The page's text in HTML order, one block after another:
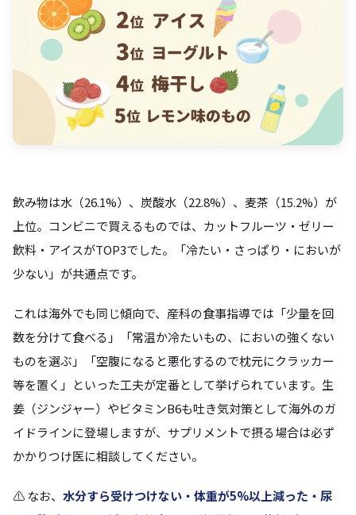
飲み物は水（26.1%）、炭酸水（22.8%）、麦茶（15.2%）が
上位。コンビニで買えるものでは、カットフルーツ・ゼリー
飲料・アイスがTOP3でした。「冷たい・さっぱり・においが
少ない」が共通点です。
これは海外でも同じ傾向で、産科の食事指導では「少量を回
数を分けて食べる」「常温か冷たいもの、においの強くない
ものを選ぶ」「空腹になると悪化するので枕元にクラッカー
等を置く」といった工夫が定番として挙げられています。生
姜（ジンジャー）やビタミンB6も吐き気対策として海外のガ
イドラインに登場しますが、サプリメントで摂る場合は必ず
かかりつけ医に相談してください。
⚠️ なお、 水分すら受けつけない・体重が5%以上減った・尿